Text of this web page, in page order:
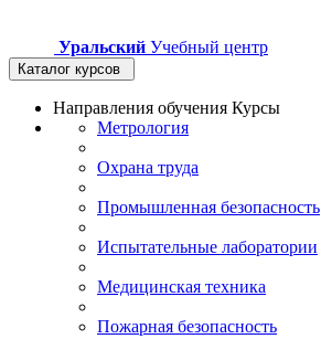
Уральский Учебный центр
Каталог курсов
Направления обучения Курсы
Метрология
Охрана труда
Промышленная безопасность
Испытательные лаборатории
Медицинская техника
Пожарная безопасность